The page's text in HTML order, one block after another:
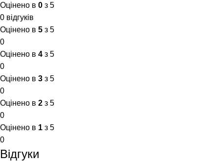
Оцінено в 0 з 5
0 відгуків
Оцінено в 5 з 5
0
Оцінено в 4 з 5
0
Оцінено в 3 з 5
0
Оцінено в 2 з 5
0
Оцінено в 1 з 5
0
Відгуки